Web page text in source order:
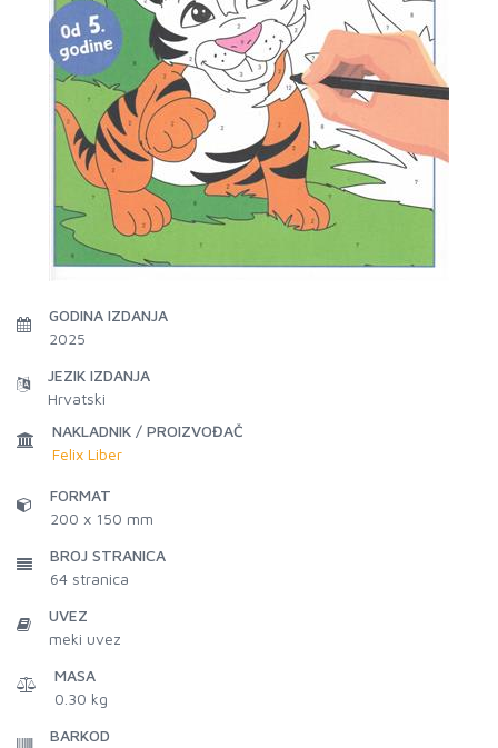
GODINA IZDANJA
2025
JEZIK IZDANJA
Hrvatski
NAKLADNIK / PROIZVOĐAČ
Felix Liber
FORMAT
200 x 150 mm
BROJ STRANICA
64 stranica
UVEZ
meki uvez
MASA
0.30 kg
BARKOD